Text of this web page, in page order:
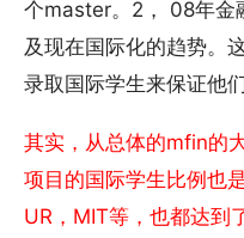
个master。2， 08年金
及现在国际化的趋势。
录取国际学生来保证他
其实，从总体的mfin的
项目的国际学生比例也
UR，MIT等，也都达到